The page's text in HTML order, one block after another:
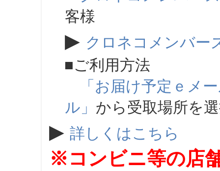
客様
▶ クロネコメンバー
■ご利用方法
「お届け予定ｅメ
ル」 から受取場所を
▶ 詳しくはこちら
※コンビニ等の店